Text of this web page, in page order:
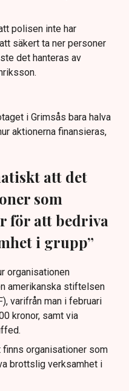
polisen inte har
säkert ta ner personer
det hanteras av
i Grimsås bara halva
aktionerna finansieras,
att det
som
för att bedriva
i grupp”
organisationen
amerikanska stiftelsen
varifrån man i februari
kronor, samt via
organisationer som
brottslig verksamhet i